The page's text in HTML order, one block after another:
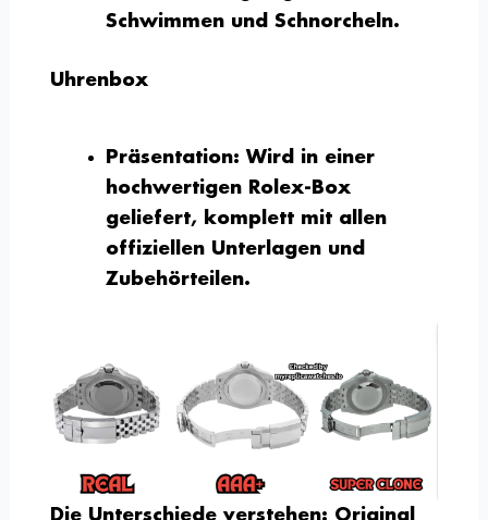
Schwimmen und Schnorcheln.
Uhrenbox
Präsentation: Wird in einer
hochwertigen Rolex-Box
geliefert, komplett mit allen
offiziellen Unterlagen und
Zubehörteilen.
Die Unterschiede verstehen: Original